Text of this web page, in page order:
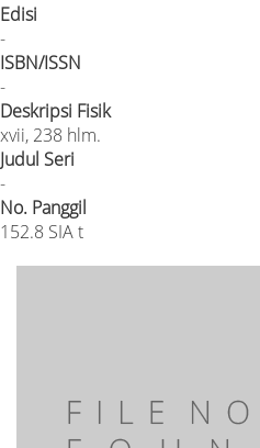
Edisi
-
ISBN/ISSN
-
Deskripsi Fisik
xvii, 238 hlm.
Judul Seri
-
No. Panggil
152.8 SIA t